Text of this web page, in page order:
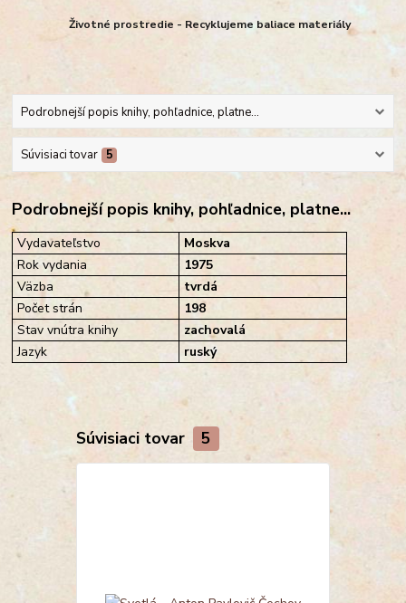
Životné prostredie - Recyklujeme baliace materiály
Podrobnejší popis knihy, pohľadnice, platne...
Súvisiaci tovar 5
Podrobnejší popis knihy, pohľadnice, platne...
Vydavateľstvo
Moskva
Rok vydania
1975
Väzba
tvrdá
Počet strán
198
Stav vnútra knihy
zachovalá
Jazyk
ruský
Súvisiaci tovar 5